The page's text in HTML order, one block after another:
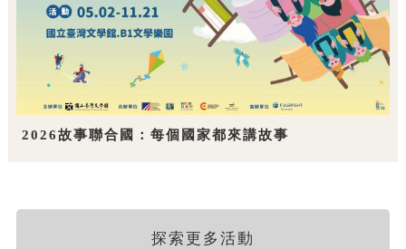
2026故事聯合國：每個國家都來講故事
探索更多活動